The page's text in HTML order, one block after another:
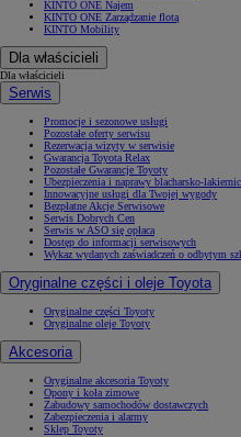
KINTO ONE Najem
KINTO ONE Zarządzanie flotą
KINTO Mobility
Dla właścicieli
Dla właścicieli
Serwis
Promocje i sezonowe usługi
Pozostałe oferty serwisu
Rezerwacja wizyty w serwisie
Gwarancja Toyota Relax
Pozostałe Gwarancje Toyoty
Ubezpieczenia i naprawy blacharsko-
Innowacyjne usługi dla Twojej wygody
Bezpłatne Akcje Serwisowe
Serwis Dobrych Cen
Serwis w ASO się opłaca
Dostęp do informacji serwisowych
Wykaz wydanych zaświadczeń o odbytym
Oryginalne części i oleje Toyota
Oryginalne części Toyoty
Oryginalne oleje Toyoty
Akcesoria
Oryginalne akcesoria Toyoty
Opony i koła zimowe
Zabudowy samochodów dostawczych
Zabezpieczenia i alarmy
Sklep Toyoty